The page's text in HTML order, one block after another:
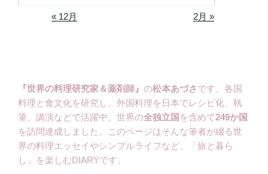
« 12月 2月 »
『世界の料理研究家＆薬剤師』 の松本あづさです。各国
料理と食文化を研究し、外国料理を日本でレシピ化、執
筆、講演などで活躍中。世界の全独立国 を含めて249か国
を訪問達成しました。このページはそんな筆者が綴る世
界の料理エッセイやシンプルライフなど、「旅と暮ら
し」を楽しむDIARYです。